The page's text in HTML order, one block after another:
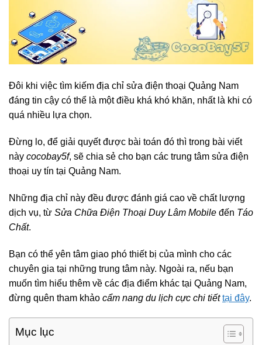
Đôi khi việc tìm kiếm địa chỉ sửa điện thoại Quảng Nam
đáng tin cậy có thể là một điều khá khó khăn, nhất là khi có
quá nhiều lựa chọn.
Đừng lo, để giải quyết được bài toán đó thì trong bài viết
này cocobay5f, sẽ chia sẻ cho bạn các trung tâm sửa điện
thoại uy tín tại Quảng Nam.
Những địa chỉ này đều được đánh giá cao về chất lượng
dịch vụ, từ Sửa Chữa Điện Thoại Duy Lâm Mobile đến Táo
Chất.
Bạn có thể yên tâm giao phó thiết bị của mình cho các
chuyên gia tại những trung tâm này. Ngoài ra, nếu bạn
muốn tìm hiểu thêm về các địa điểm khác tại Quảng Nam,
đừng quên tham khảo cẩm nang du lịch cực chi tiết tại đây.
Mục lục